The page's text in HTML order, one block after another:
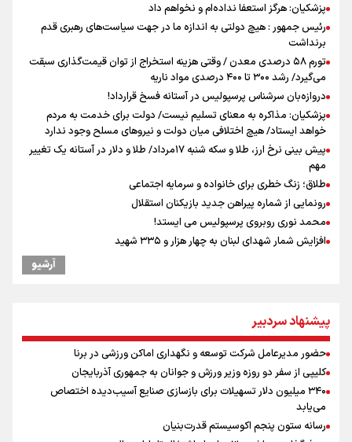
پزشکیان: هرگز استعفا نداده‌ام و نخواهم داد
رئیس جمهور : هیچ دولتی به اندازه ما در جهت سیاست‌های رهبری قدم
برنداشت
تورم ۵۸ درصدی معدن / وقتی هزینه استخراج از توان قیمت‌گذاری سبقت
می‌گیرد/ رشد ۳۰۰ تا ۴۰۰ درصدی مواد ناریه
دروازه‌بان سرشناس پرسپولیس در آستانه فسخ قرارداد!
پزشکیان: مذاکره به معنای تسلیم نیست/ دولت برای خدمت به مردم
خواهد ایستاد/ هیچ اختلافی میان دولت و نیروهای مسلح وجود ندارد
پیش بینی نرخ ارز، طلا و سکه شنبه ۱۷مرداد/ طلا و دلار در آستانه یک تغییر
مهم
طلاق؛ زنگ خطری برای خانواده و سرمایه اجتماعی
رونمایی از شماره پیراهن جدید بازیکنان استقلال
محمد نوری روبروی پرسپولیس می ایستد!
افزایش شمار شهدای لبنان به چهار هزار و ۳۳۵ شهید
یوسفی: جای بخیه سرم یادگار یک سانحه است، نه دعوا!/ انتظار داشتیم تیم
کالبدشکافی استقلال پیش از لیگ بیست‌و‌ششم/ آبی‌پوشان با چه وضعیتی
وارد لیگ می‌شوند؟
مروری بر زندگینامه خبرنگار شهید «محمود صارمی»
علی‌نژاد در مراسم انجمن ورزشی نویسان در روز خبرنگار : رسانه‌های خبری
در سال گذشته تا به امروز اتفاقات بزرگی را رقم زدند
علت نامگذاری ۱۷ مرداد به عنوان روز خبرنگار چیست؟
آرشیو
پیشنهاد سردبیر
حضور مدیرعامل شرکت توسعه و نگهداری اماکن ورزشی در برنا
کلیپی از سفر دو روزه وزیر ورزش و جوانان به جمهوری آذربایجان
۳۴۰ میلیون دلار تسهیلات برای بازسازی صنایع آسیب‌دیده اختصاص
می‌یابد
رسانه ستون پنجم اکوسیستم قدرت‌بنیان